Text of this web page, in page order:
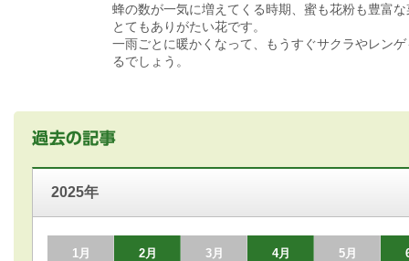
蜂の数が一気に増えてくる時期、蜜も花粉も豊富
とてもありがたい花です。
一雨ごとに暖かくなって、もうすぐサクラやレン
るでしょう。
2025年
1月 2月 3月 4月 5月